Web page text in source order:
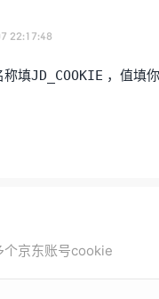
22:17:48
填JD_COOKIE ，值填
个京东账号cookie